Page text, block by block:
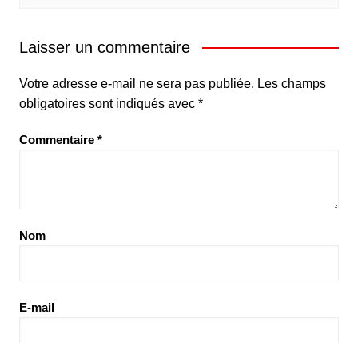
Laisser un commentaire
Votre adresse e-mail ne sera pas publiée. Les champs
obligatoires sont indiqués avec *
Commentaire *
Nom
E-mail